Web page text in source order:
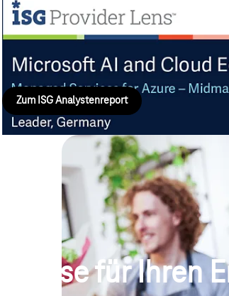
sicheren Netzanbindungen und Lösungen für
Nachhaltigkeit.
Zum ISG Analystenreport
Impulse für Ihren